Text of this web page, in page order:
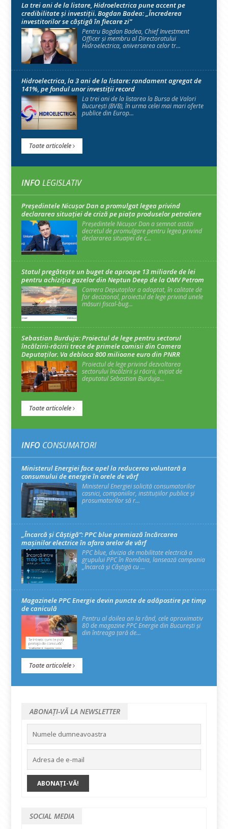
La trei ani de la listare, Hidroelectrica pune accent pe
credibilitate și investiții. Bogdan Badea: „Încrederea
investitorilor se câștigă în fiecare zi”
Pentru Bogdan Badea, Chief Investment
Officer și membru al Directoratului
Hidroelectrica, aniversarea celor tr...
Hidroelectrica, la 3 ani de la listare: randament agregat de
141%, pe fondul unor investiții record
La trei ani de la listarea la Bursa de Valori
București (BVB), în urma celei mai mari oferte
publice din Europ...
Toate articolele
INFO LEGISLATIV
Președintele Nicuşor Dan a promulgat legea privind
declararea situaţiei de criză pe piaţa produselor petroliere
Președintele Nicușor Dan a semnat astăzi
decretul de promulgare pentru legea privind
declararea situației de c...
Statul pregătește un buget de aproape 13 miliarde de lei
pentru achiziția gazelor din Neptun Deep de la OMV Petrom
Camera Deputaților a adoptat, în calitate de
for decizional, proiectul de lege privind unele
măsuri fiscal-bug...
Sebastian Burduja: Proiectul de lege pentru sectorul
încălzirii-răcirii trece de primele comisii din Camera
Deputaților. Va debloca 800 milioane euro din PNRR
Proiectul de lege privind dezvoltarea
sectorului încălzirii și răcirii, inițiat de
deputatul Sebastian Burduja...
Toate articolele
INFO CONSUMATORI
Ministerul Energiei face apel la reducerea voluntară a
consumului de energie în orele de vârf
Ministerul Energiei solicită consumatorilor
casnici, companiilor, instituțiilor publice și
prosumatorilor să r...
„Încarcă și Câștigă”: PPC blue premiază încărcarea
mașinilor electrice în afara orelor de vârf
PPC blue, divizia de mobilitate electrică a
grupului PPC în România, lansează campania
„Încarcă și Câștigă cu ...
Magazinele PPC Energie devin puncte de adăpostire pe timp
de caniculă
Pentru al doilea an la rând, cele aproximativ
80 de magazine PPC Energie din București și
din întreaga țară de...
Toate articolele
ABONAȚI-VĂ LA NEWSLETTER
SOCIAL MEDIA